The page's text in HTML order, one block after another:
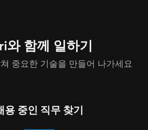
와 함께 일하기
중요한 기술을 만들어 나가세요
용 중인 직무 찾기